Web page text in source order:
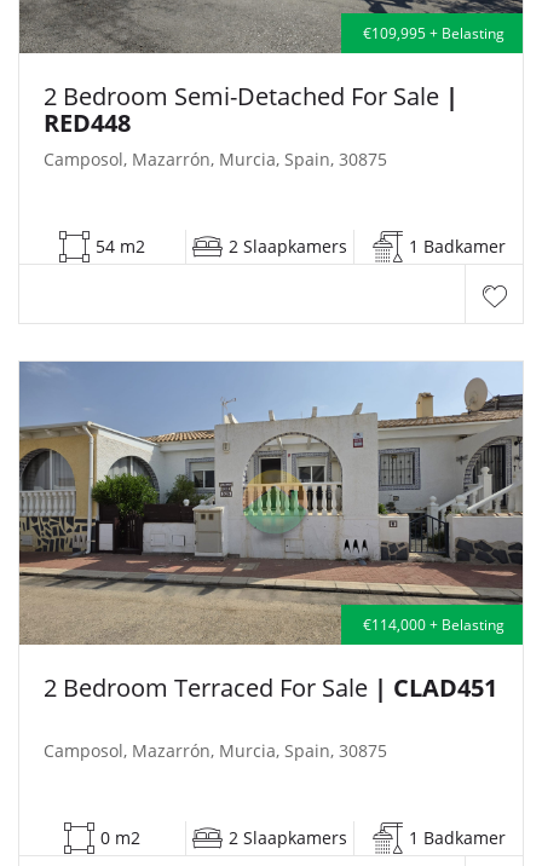
€109,995 + Belasting
2 Bedroom Semi-Detached For Sale |
RED448
Camposol, Mazarrón, Murcia, Spain, 30875
54 m2 2 Slaapkamers 1 Badkamer
€114,000 + Belasting
2 Bedroom Terraced For Sale | CLAD451
Camposol, Mazarrón, Murcia, Spain, 30875
0 m2 2 Slaapkamers 1 Badkamer